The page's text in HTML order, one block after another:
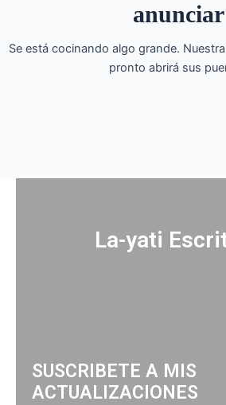
anunciar
Se está cocinando algo grande.
pronto abrirá sus
La-yati
SUSCRIBETE A MIS
ACTUALIZACIONES